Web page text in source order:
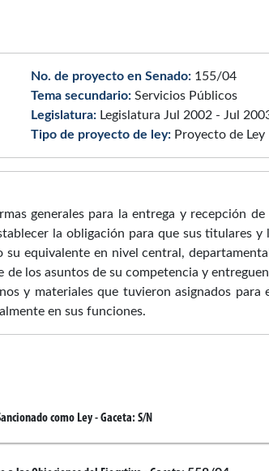
No. de proyecto en Senado: 155/04
Tema secundario: Servicios Públicos
Legislatura: Legislatura Jul 2002 - Jul
Tipo de proyecto de ley: Proyecto de Ley
generales para la entrega y recepción
la obligación para que sus titulares y
equivalente en nivel central,
de los asuntos de su competencia y
y materiales que tuvieron asignados para
en sus funciones.
como Ley- Gaceta: S/N